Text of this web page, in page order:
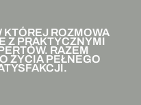
KTÓREJ ROZMOWA
Z PRAKTYCZNYMI
RAZEM
ŻYCIA PEŁNEGO